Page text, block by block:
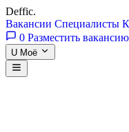
Deffic.
Вакансии Специалисты
0 Разместить вакансию
U Моё